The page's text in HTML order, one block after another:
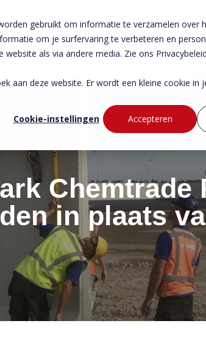
gebruikt om informatie te verzamelen over
om je surfervaring te verbeteren en
als via andere media. Zie ons
aan deze website. Er wordt een kleine cookie in
Cookie-instellingen
Accepteren
keerwanden in plaats van damwanden
Chemtrade
in plaats